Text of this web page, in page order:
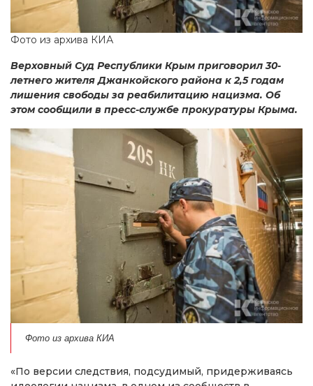
Фото из архива КИА
Верховный Суд Республики Крым приговорил 30-
летнего жителя Джанкойского района к 2,5 годам
лишения свободы за реабилитацию нацизма. Об
этом сообщили в пресс-службе прокуратуры Крыма.
Фото из архива КИА
«По версии следствия, подсудимый, придерживаясь